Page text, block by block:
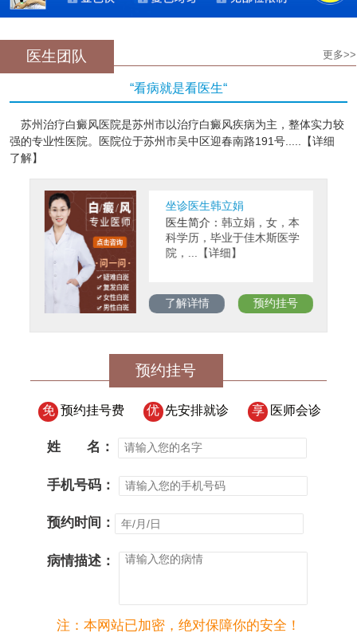
医生团队 更多>>
“看病就是看医生“
苏州治疗白癜风医院是苏州市以治疗白癜风疾病为主，整体实力较
强的专业性医院。医院位于苏州市吴中区迎春南路191号.....【详细
了解】
坐诊医生韩立娟
医生简介： 韩立娟，女，本
科学历，毕业于佳木斯医学
院，...【详细】
了解详情 预约挂号
预约挂号
免 预约挂号费 优 先安排就诊 享 医师会诊
姓 名：
手机号码：
预约时间：
病情描述：
注：本网站已加密，绝对保障你的安全！